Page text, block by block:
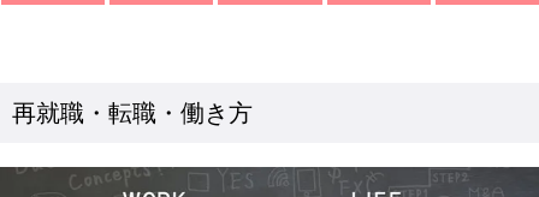
再就職・転職・働き方